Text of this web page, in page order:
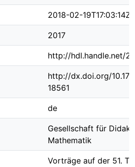
2018-02-19T17:03:14Z
2017
http://hdl.handle.net/
http://dx.doi.org/
18561
de
Gesellschaft für
Mathematik
Vorträge auf der 51.